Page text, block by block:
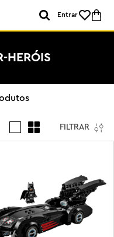
Entrar
HERÓIS
FILTRAR